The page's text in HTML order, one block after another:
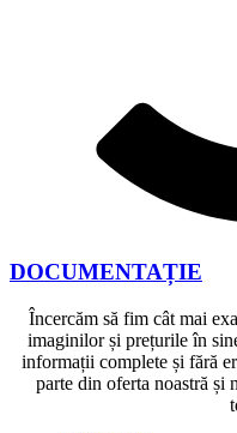
DOCUMENTAȚIE
Încercăm să fim cât mai
imaginilor și prețurile în
informații complete și fără
parte din oferta noastră și